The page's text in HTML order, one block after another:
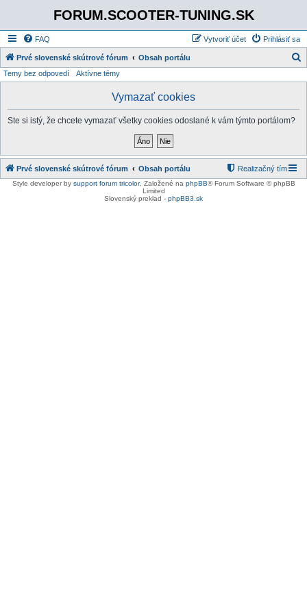
FORUM.SCOOTER-TUNING.SK
FAQ Prihlásiť sa
Vytvoriť účet
Prvé slovenské skútrové fórum Obsah portálu
Temy bez odpovedí Aktívne témy
Vymazať cookies
Ste si istý, že chcete vymazať všetky cookies odoslané k vám týmto portálom?
Prvé slovenské skútrové fórum Obsah portálu Realizačný tím
Style developer by support forum tricolor, Založené na phpBB® Forum Software © phpBB
Limited
Slovenský preklad - phpBB3.sk